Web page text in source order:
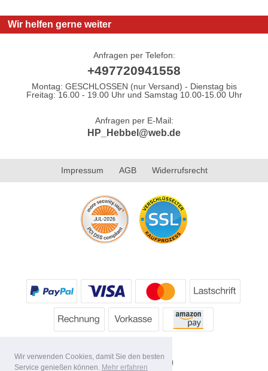
Wir verwenden Cookies, damit Sie den besten
Service genießen können. Mehr erfahren
Wir helfen gerne weiter
Anfragen per Telefon:
+497720941558
Montag: GESCHLOSSEN (nur Versand) - Dienstag bis
Freitag: 16.00 - 19.00 Uhr und Samstag 10.00-15.00 Uhr
Anfragen per E-Mail:
HP_Hebbel@web.de
Impressum AGB Widerrufsrecht